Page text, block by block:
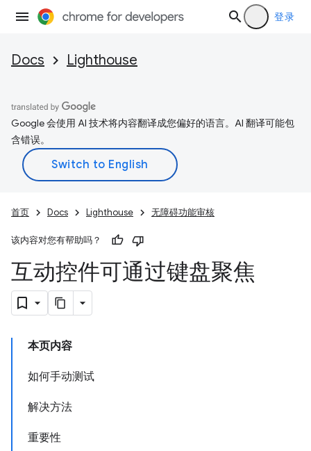
登录
Docs Lighthouse
Google 会使用 AI 技术将内容翻译成您偏好的语言。AI 翻译可能包
含错误。
首页 Docs Lighthouse 无障碍功能审核
该内容对您有帮助吗？
互动控件可通过键盘聚焦
本页内容
如何手动测试
解决方法
重要性